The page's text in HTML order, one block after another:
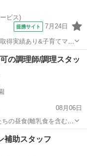
ビス)
提携サイト 7月24日
得実績あり&子育てママ
働きやすいその他
の調理師/調理スタッ
08月06日
の昼食(離乳食を含む)
配信される献立表・手
頂きます。 食材を小さ
補助スタッフ